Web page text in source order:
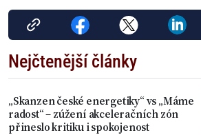
Nejčtenější články
„Skanzen české energetiky“ vs „Máme
radost“ – zúžení akceleračních zón
přineslo kritiku i spokojenost